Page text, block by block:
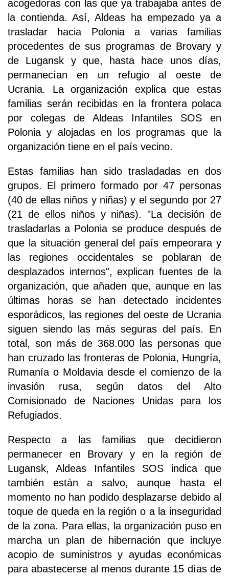
acogedoras con las que ya trabajaba antes de
la contienda. Así, Aldeas ha empezado ya a
trasladar hacia Polonia a varias familias
procedentes de sus programas de Brovary y
de Lugansk y que, hasta hace unos días,
permanecían en un refugio al oeste de
Ucrania. La organización explica que estas
familias serán recibidas en la frontera polaca
por colegas de Aldeas Infantiles SOS en
Polonia y alojadas en los programas que la
organización tiene en el país vecino.
Estas familias han sido trasladadas en dos
grupos. El primero formado por 47 personas
(40 de ellas niños y niñas) y el segundo por 27
(21 de ellos niños y niñas). "La decisión de
trasladarlas a Polonia se produce después de
que la situación general del país empeorara y
las regiones occidentales se poblaran de
desplazados internos", explican fuentes de la
organización, que añaden que, aunque en las
últimas horas se han detectado incidentes
esporádicos, las regiones del oeste de Ucrania
siguen siendo las más seguras del país. En
total, son más de 368.000 las personas que
han cruzado las fronteras de Polonia, Hungría,
Rumanía o Moldavia desde el comienzo de la
invasión rusa, según datos del Alto
Comisionado de Naciones Unidas para los
Refugiados.
Respecto a las familias que decidieron
permanecer en Brovary y en la región de
Lugansk, Aldeas Infantiles SOS indica que
también están a salvo, aunque hasta el
momento no han podido desplazarse debido al
toque de queda en la región o a la inseguridad
de la zona. Para ellas, la organización puso en
marcha un plan de hibernación que incluye
acopio de suministros y ayudas económicas
para abastecerse al menos durante 15 días de